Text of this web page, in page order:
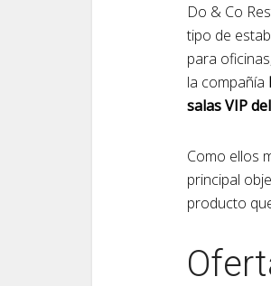
Do & Co
tipo de
para
la compañía
salas VIP
Como ellos
principal
producto